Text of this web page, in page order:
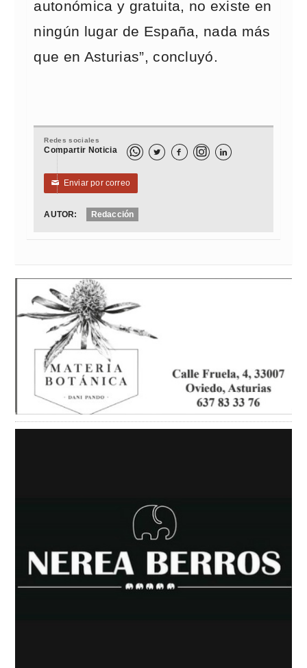
autonómica y gratuita, no existe en
ningún lugar de España, nada más
que en Asturias”, concluyó.
Redes sociales
Compartir Noticia   
✉ Enviar por correo
AUTOR: Redacción